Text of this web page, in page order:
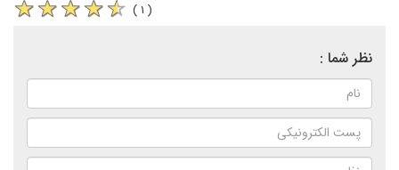
( ۱ )
نظر شما :